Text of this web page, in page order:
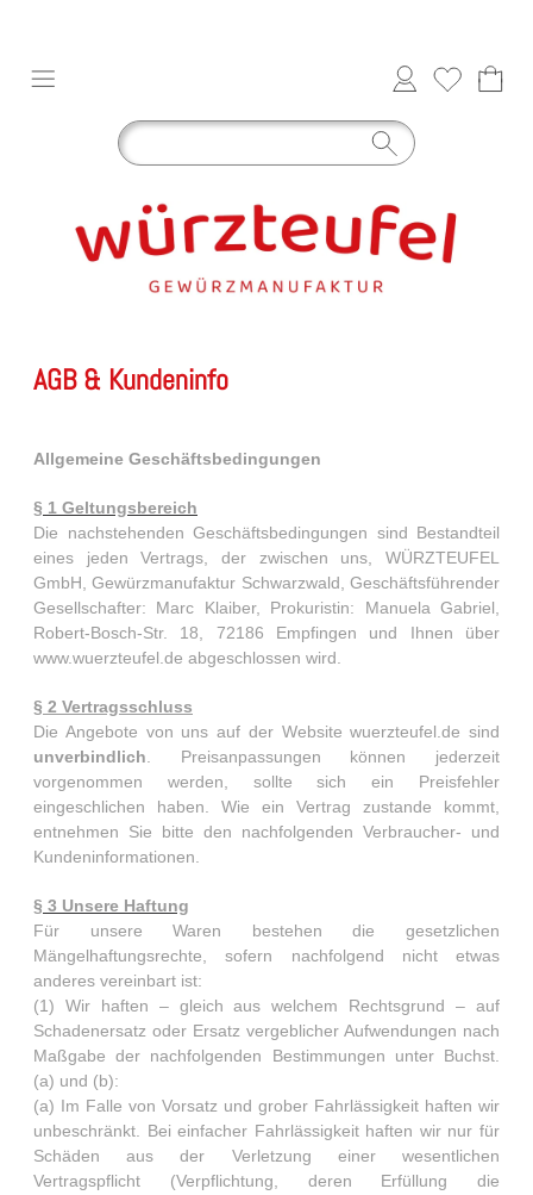
AGB & Kundeninfo
Allgemeine Geschäftsbedingungen
§ 1 Geltungsbereich
Die nachstehenden Geschäftsbedingungen sind Bestandteil
eines jeden Vertrags, der zwischen uns, WÜRZTEUFEL
GmbH, Gewürzmanufaktur Schwarzwald, Geschäftsführender
Gesellschafter: Marc Klaiber, Prokuristin: Manuela Gabriel,
Robert-Bosch-Str. 18, 72186 Empfingen und Ihnen über
www.wuerzteufel.de abgeschlossen wird.
§ 2 Vertragsschluss
Die Angebote von uns auf der Website wuerzteufel.de sind
unverbindlich . Preisanpassungen können jederzeit
vorgenommen werden, sollte sich ein Preisfehler
eingeschlichen haben. Wie ein Vertrag zustande kommt,
entnehmen Sie bitte den nachfolgenden Verbraucher- und
Kundeninformationen.
§ 3 Unsere Haftung
Für unsere Waren bestehen die gesetzlichen
Mängelhaftungsrechte, sofern nachfolgend nicht etwas
anderes vereinbart ist:
(1) Wir haften – gleich aus welchem Rechtsgrund – auf
Schadenersatz oder Ersatz vergeblicher Aufwendungen nach
Maßgabe der nachfolgenden Bestimmungen unter Buchst.
(a) und (b):
(a) Im Falle von Vorsatz und grober Fahrlässigkeit haften wir
unbeschränkt. Bei einfacher Fahrlässigkeit haften wir nur für
Schäden aus der Verletzung einer wesentlichen
Vertragspflicht (Verpflichtung, deren Erfüllung die